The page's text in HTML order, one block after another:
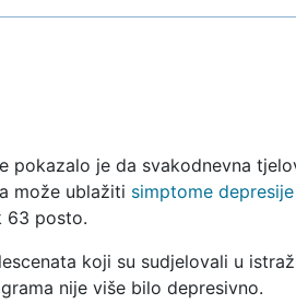
pokazalo je da svakodnevna
može ublažiti simptome depresije
63 posto.
koji su sudjelovali u
nije više bilo depresivno.